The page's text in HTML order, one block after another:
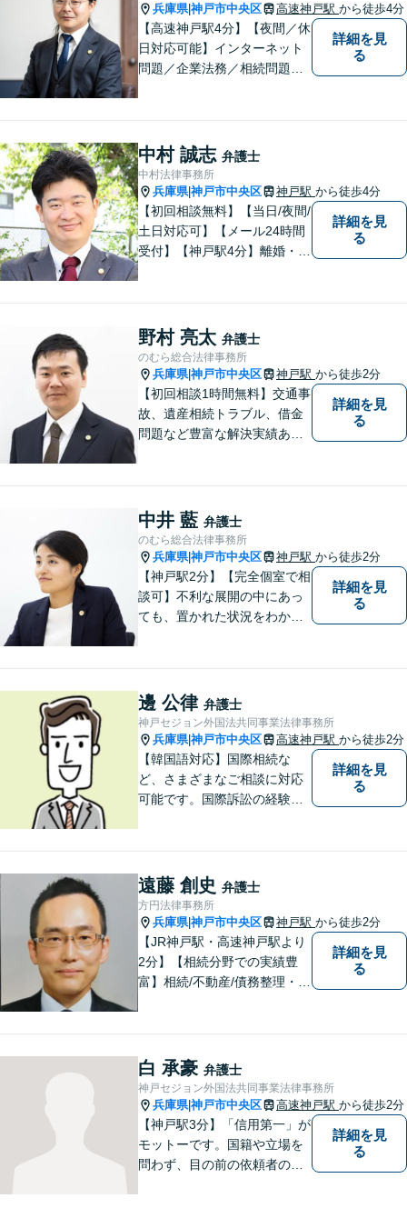
兵庫県|神戸市中央区 高速神戸駅 から徒歩4分
【高速神戸駅4分】【夜間／休
日対応可能】インターネット
問題／企業法務／相続問題／
詳細を見
る
中村 誠志 弁護士
中村法律事務所
兵庫県|神戸市中央区 神戸駅 から徒歩4分
【初回相談無料】【当日/夜間/
土日対応可】【メール24時間
受付】【神戸駅4分】離婚・男
目指します。どんなささいな
事でも、お気軽にご相談くだ
さい。
詳細を見
る
野村 亮太 弁護士
のむら総合法律事務所
兵庫県|神戸市中央区 神戸駅 から徒歩2分
【初回相談1時間無料】交通事
故、遺産相続トラブル、借金
問題など豊富な解決実績あ
て納得感のある解決を目指し
ます【神戸駅徒歩2分】【ハー
バーランド駅5分】
詳細を見
る
中井 藍 弁護士
のむら総合法律事務所
兵庫県|神戸市中央区 神戸駅 から徒歩2分
【神戸駅2分】【完全個室で相
談可】不利な展開の中にあっ
ても、置かれた状況をわかり
で進めるようにしています。
お困りの際は、ぜひご相談く
ださい。
詳細を見
る
邊 公律 弁護士
神戸セジョン外国法共同事業法律事務所
兵庫県|神戸市中央区 高速神戸駅 から徒歩2分
【韓国語対応】国際相続な
ど、さまざまなご相談に対応
可能です。国際訴訟の経験も
詳細を見
る
遠藤 創史 弁護士
方円法律事務所
兵庫県|神戸市中央区 神戸駅 から徒歩2分
【JR神戸駅・高速神戸駅より
2分】【相続分野での実績豊
富】相続/不動産/債務整理・破
な説明を行うことを心がけて
おります。
詳細を見
る
白 承豪 弁護士
神戸セジョン外国法共同事業法律事務所
兵庫県|神戸市中央区 高速神戸駅 から徒歩2分
【神戸駅3分】「信用第一」が
モットーです。国籍や立場を
問わず、目の前の依頼者のた
詳細を見
る